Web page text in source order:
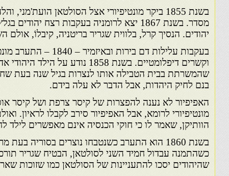
בשנת 1855 ביקר מונטיפיורי אצל הסולטאן
מסדר. בשנת 1867 יצא לרומניה בעקבות רצח
יהודים. הנסיך קרל, בלווית שגריר בריטניה, קיבלוֹ,
בעקבות עלילות דם בירות
וקשרים דיפלומטיים. בשנת 1858 נודע
שהמשרתת בבית הטבילה אותו לנצרות בגיל שנה בעת
בנם לחיק היהדות, אבל הדבר לא עלה בידם.
האפיפיור לא נענה להפצרות של קיסר צרפת ושל קיסר
מונטיפיורי לרומא, אבל האפיפיור סירב לקבלו לראיון.
הוותיקן, שאמר לו כי חוקי הכנסיה אינם מאפשרים לילד
כשהתמנה עבדול חמיד השני לסולטאן, הבטיח שגריר
שהיהודים יסכו להתעניינות של הסולטאן כמו שזוכות